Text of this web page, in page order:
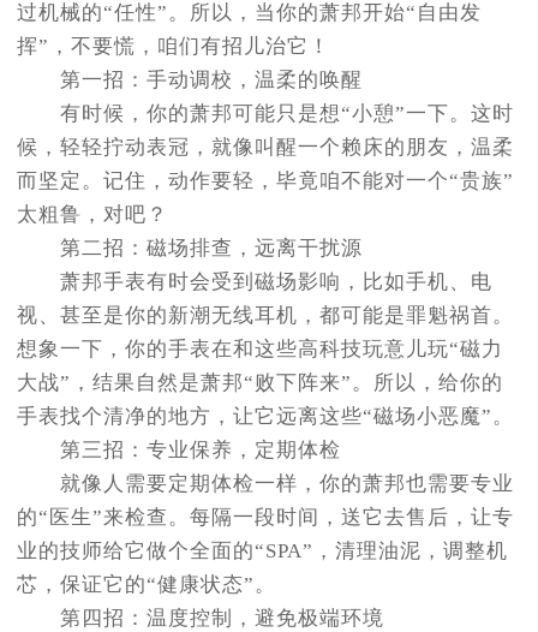
过机械的“任性”。所以，当你的萧邦开始“自由发
挥”，不要慌，咱们有招儿治它！
第一招：手动调校，温柔的唤醒
有时候，你的萧邦可能只是想“小憩”一下。这时
候，轻轻拧动表冠，就像叫醒一个赖床的朋友，温柔
而坚定。记住，动作要轻，毕竟咱不能对一个“贵族”
太粗鲁，对吧？
第二招：磁场排查，远离干扰源
萧邦手表有时会受到磁场影响，比如手机、电
视、甚至是你的新潮无线耳机，都可能是罪魁祸首。
想象一下，你的手表在和这些高科技玩意儿玩“磁力
大战”，结果自然是萧邦“败下阵来”。所以，给你的
手表找个清净的地方，让它远离这些“磁场小恶魔”。
第三招：专业保养，定期体检
就像人需要定期体检一样，你的萧邦也需要专业
的“医生”来检查。每隔一段时间，送它去售后，让专
业的技师给它做个全面的“SPA”，清理油泥，调整机
芯，保证它的“健康状态”。
第四招：温度控制，避免极端环境